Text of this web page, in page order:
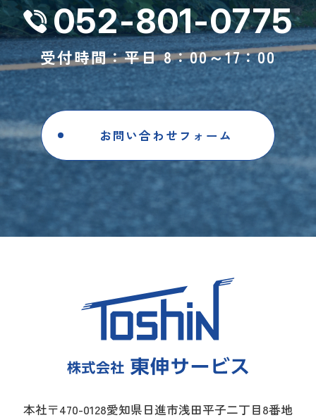
052-801-0775
受付時間：平日 8：00～17：00
お問い合わせフォーム
本社〒470-0128愛知県日進市浅田平子二丁目8番地